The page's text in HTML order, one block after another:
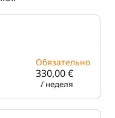
Обязательно
330,00 €
/ неделя